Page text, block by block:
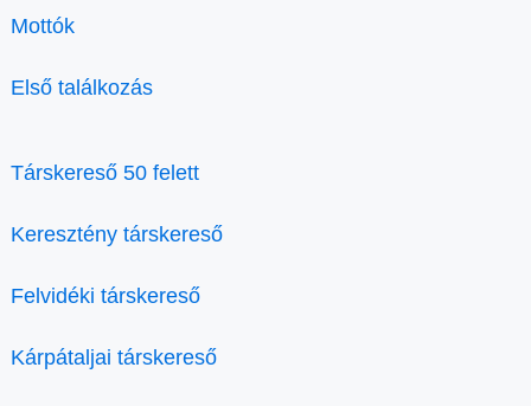
Mottók
Első találkozás
Társkereső 50 felett
Keresztény társkereső
Felvidéki társkereső
Kárpátaljai társkereső